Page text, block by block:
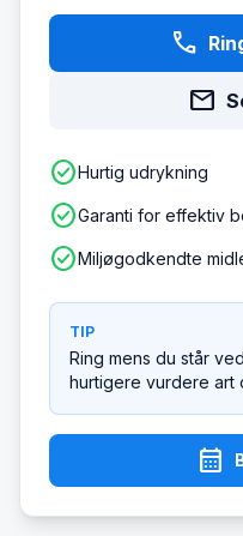
phone
mail
check_circleHurtig udrykning
check_circleGaranti for effektiv
check_circleMiljøgodkendte
TIP
Ring mens du står
hurtigere vurdere art
calendar_month